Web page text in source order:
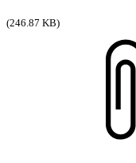
(246.87 KB)